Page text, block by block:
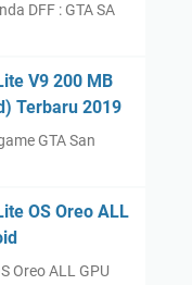
DFF : GTA SA
V9 200 MB
Terbaru 2019
GTA San
OS Oreo ALL
Oreo ALL GPU